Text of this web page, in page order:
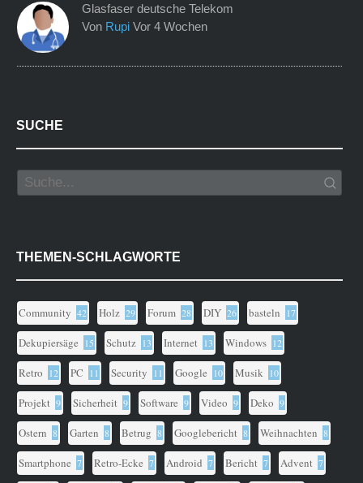
Glasfaser deutsche Telekom
Von Rupi Vor 4 Wochen
SUCHE
THEMEN-SCHLAGWORTE
Community 42 Holz 29 Forum 28 DIY 26 basteln 17
Dekupiersäge 15 Schutz 13 Internet 13 Windows 12
Retro 12 PC 11 Security 11 Google 10 Musik 10
Projekt 9 Sicherheit 9 Software 9 Video 9 Deko 9
Ostern 8 Garten 8 Betrug 8 Googlebericht 8 Weihnachten 8
Smartphone 7 Retro-Ecke 7 Android 7 Bericht 7 Advent 7